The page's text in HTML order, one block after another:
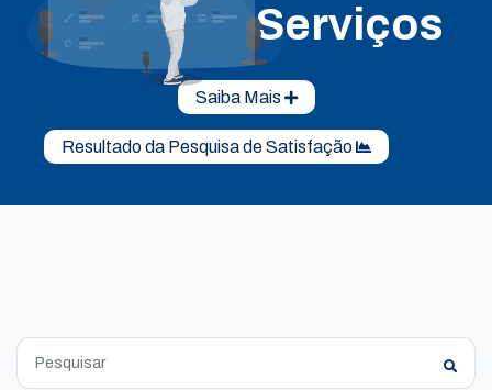
Serviços
Saiba Mais
Resultado da Pesquisa de Satisfação